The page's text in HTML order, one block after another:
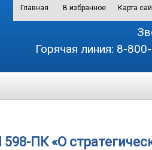
Главная В избранное Карта
Горячая линия: 8-
598-ПК «О